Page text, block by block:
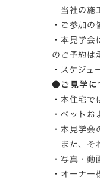
当社の施
・ご参加
・本見学
のご予約は
・スケジ
●ご見学に
・本住宅で
・ペットお
・本見学
また、そ
・写真・
・オーナ